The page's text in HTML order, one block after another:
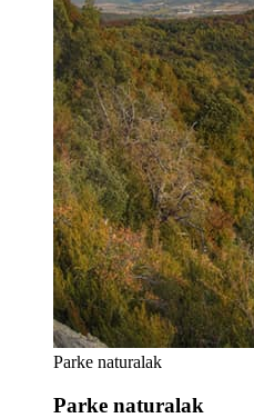
Parke naturalak
Parke naturalak